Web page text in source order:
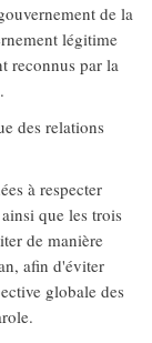
de la
légitime
reconnus par la
des relations
à respecter
que les trois
de manière
afin d'éviter
globale des